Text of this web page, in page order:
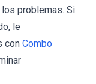
problemas. Si
le
con Combo